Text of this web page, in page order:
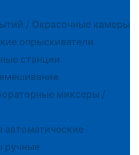
/ Окрасочные камеры
опрыскиватели
станции
миксеры /
ручные